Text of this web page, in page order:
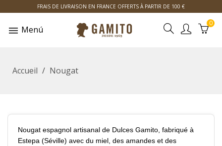
FRAIS DE LIVRAISON EN FRANCE OFFERTS À PARTIR DE 100 €
Menú
0
Accueil Nougat
Nougat espagnol artisanal de Dulces Gamito, fabriqué à
Estepa (Séville) avec du miel, des amandes et des